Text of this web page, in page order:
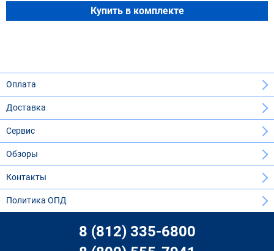
Купить в комплекте
Оплата
Доставка
Сервис
Обзоры
Контакты
Политика ОПД
8 (812) 335-6800